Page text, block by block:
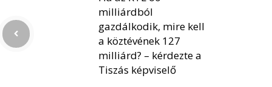
milliárdból
gazdálkodik, mire kell
a köztévének 127
milliárd? – kérdezte a
Tiszás képviselő